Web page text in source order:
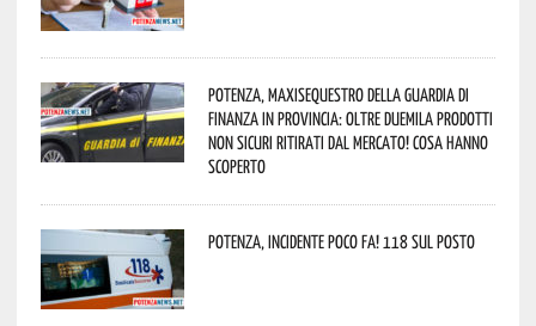
Potenza, maxisequestro della Guardia di
Finanza in provincia: oltre duemila prodotti
non sicuri ritirati dal mercato! Cosa hanno
scoperto
Potenza, incidente poco fa! 118 sul posto